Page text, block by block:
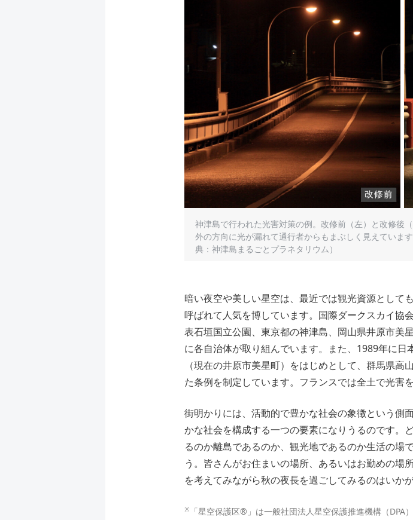
神津島で行われた光害対策の例。改修前（左）と改修後
外の方向に光が漏れて通行者からもまぶしく見えていま
典：神津島まるごとプラネタリウム）
暗い夜空や美しい星空は、最近では観光資源として
呼ばれて人気を博しています。国際ダークスカイ協
表石垣国立公園、東京都の神津島、岡山県井原市美
に各自治体が取り組んでいます。また、1989年に
（現在の井原市美星町）をはじめとして、群馬県
た条例を制定しています。フランスでは全土で光害
街明かりには、活動的で豊かな社会の象徴という側
かな社会を構成する一つの要素になりうるのです。
るのか離島であるのか、観光地であるのか生活の場
う。皆さんがお住まいの場所、あるいはお勤めの場
を考えてみながら秋の夜長を過ごしてみるのはいかが
※ 「星空保護区®」は一般社団法人星空保護推進機構（DPA